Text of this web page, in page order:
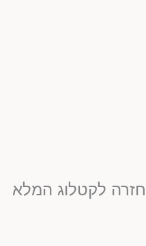
לקטלוג המלא